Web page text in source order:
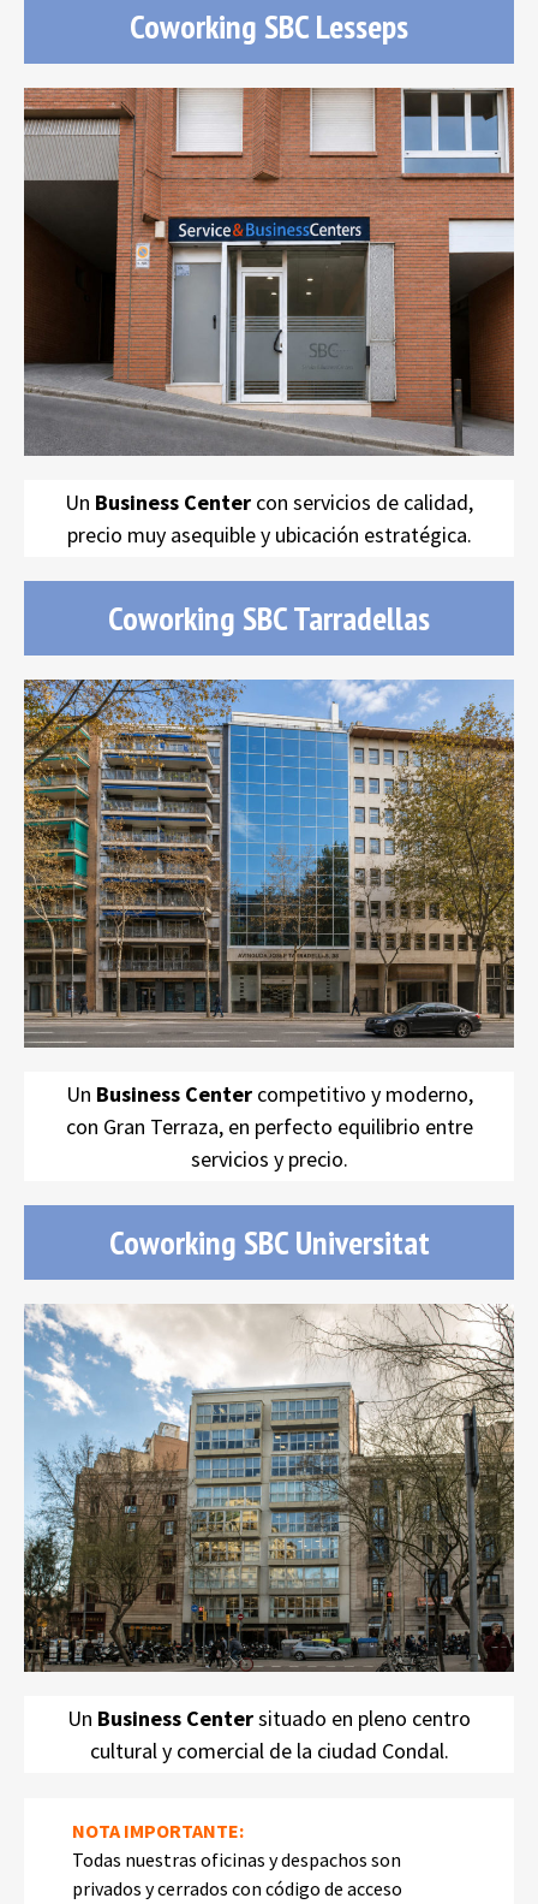
Coworking SBC Lesseps
Centros SBC
alquiler de oficinas
salas de reuniones
Un Business Center con servicios de calidad,
precio muy asequible y ubicación estratégica.
Coworking SBC Tarradellas
SBC Tarradellas
oficinas equipadas
amplia Terraza
Un Business Centercompetitivo y moderno,
con Gran Terraza, en perfecto equilibrio entre
servicios y precio.
Coworking SBC Universitat
SBC Universitat
oficinas
Plaza Universitat
centro de Barcelona
Un Business Centersituado en pleno centro
cultural y comercial de la ciudad Condal.
NOTA IMPORTANTE:
Todas nuestras oficinas y despachos son
privados y cerrados con código de acceso